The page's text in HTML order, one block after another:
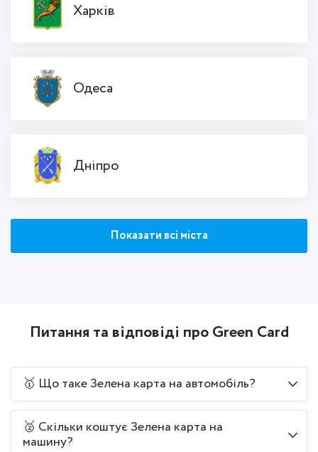
Харків
Одеса
Дніпро
Показати всі міста
Питання та відповіді про Green Card
🥇 Що таке Зелена карта на автомобіль?
🥈 Скільки коштує Зелена карта на
машину?